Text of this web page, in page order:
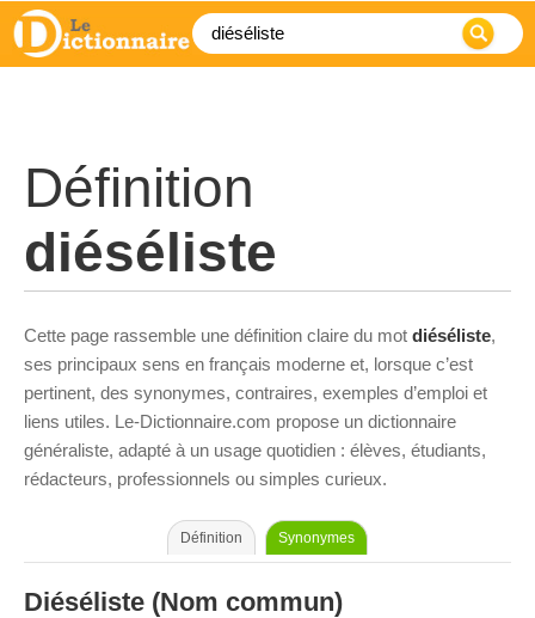
Définition
diéséliste
Cette page rassemble une définition claire du mot diéséliste,
ses principaux sens en français moderne et, lorsque c’est
pertinent, des synonymes, contraires, exemples d’emploi et
liens utiles. Le-Dictionnaire.com propose un dictionnaire
généraliste, adapté à un usage quotidien : élèves, étudiants,
rédacteurs, professionnels ou simples curieux.
Définition Synonymes
Diéséliste (Nom commun)